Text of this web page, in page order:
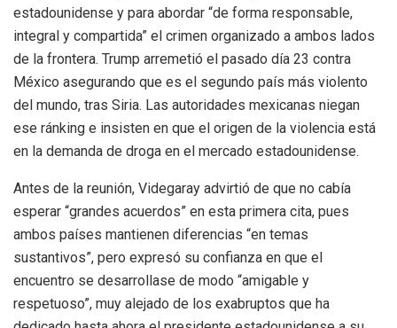
estadounidense y para abordar “de forma responsable,
integral y compartida” el crimen organizado a ambos lados
de la frontera. Trump arremetió el pasado día 23 contra
México asegurando que es el segundo país más violento
del mundo, tras Siria. Las autoridades mexicanas niegan
ese ránking e insisten en que el origen de la violencia está
en la demanda de droga en el mercado estadounidense.
Antes de la reunión, Videgaray advirtió de que no cabía
esperar “grandes acuerdos” en esta primera cita, pues
ambos países mantienen diferencias “en temas
sustantivos”, pero expresó su confianza en que el
encuentro se desarrollase de modo “amigable y
respetuoso”, muy alejado de los exabruptos que ha